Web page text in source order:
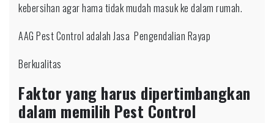
kebersihan agar hama tidak mudah masuk ke dalam rumah.
AAG Pest Control adalah Jasa Pengendalian Rayap
Berkualitas
Faktor yang harus dipertimbangkan
dalam memilih Pest Control